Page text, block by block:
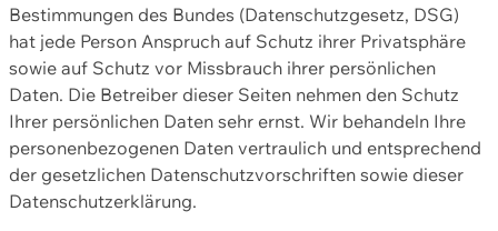
Bestimmungen des Bundes (Datenschutzgesetz, DSG)
hat jede Person Anspruch auf Schutz ihrer Privatsphäre
sowie auf Schutz vor Missbrauch ihrer persönlichen
Daten. Die Betreiber dieser Seiten nehmen den Schutz
Ihrer persönlichen Daten sehr ernst. Wir behandeln Ihre
personenbezogenen Daten vertraulich und entsprechend
der gesetzlichen Datenschutzvorschriften sowie dieser
Datenschutzerklärung.